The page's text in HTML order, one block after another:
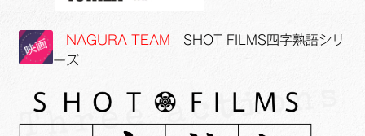
NAGURA TEAM
SHOT FILMS四字熟語シリ
ーズ